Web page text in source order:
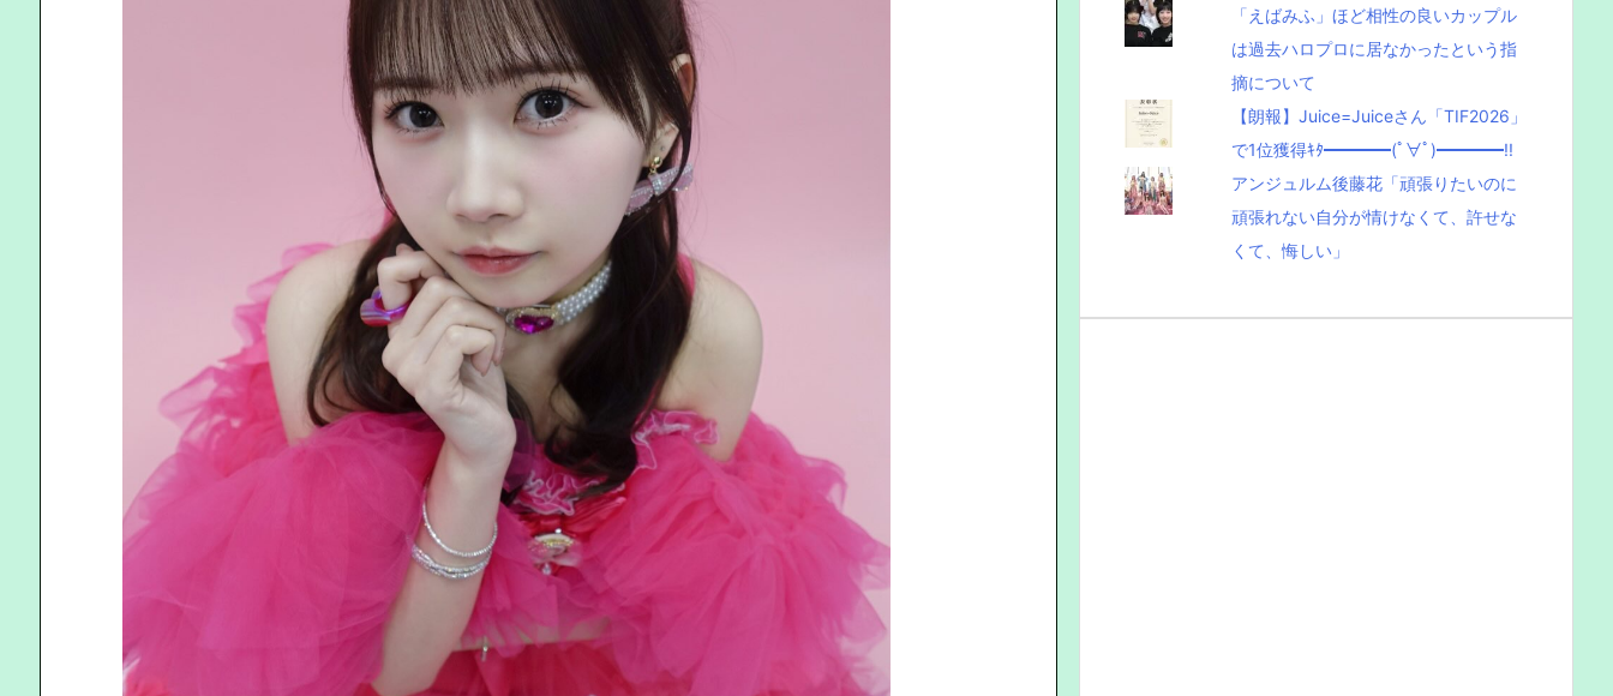
「えばみふ」ほど相性の良いカップル
は過去ハロプロに居なかったという指
摘について
【朗報】Juice=Juiceさん「TIF2026」
で1位獲得ｷﾀ━━━━(ﾟ∀ﾟ)━━━━!!
アンジュルム後藤花「頑張りたいのに
頑張れない自分が情けなくて、許せな
くて、悔しい」